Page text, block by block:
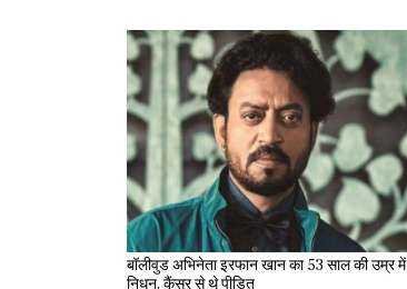
बॉलीवुड अभिनेता इरफान खान का 53 साल की उम्र में
निधन, कैंसर से थे पीड़ित